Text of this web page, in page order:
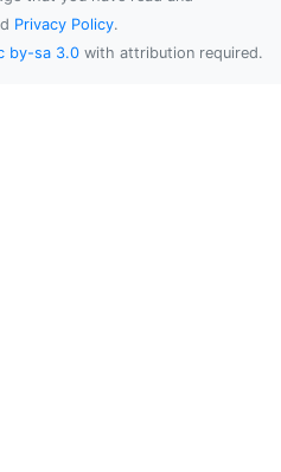
Privacy Policy.
by-sa 3.0 with attribution required.